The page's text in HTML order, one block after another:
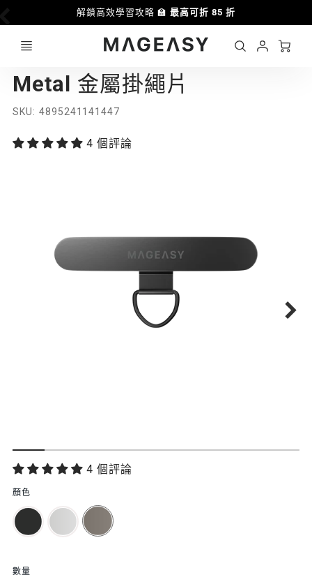
解鎖高效學習攻略 🏫 最高可折 85 折
MAGEASY
Metal 金屬掛繩片
SKU 4895241141447
4 個評論
功
能
特
4 個評論
顏色
數量